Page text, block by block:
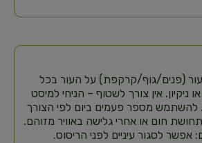
מהעור (פנים/גוף/קרקפת) על העור בכל
ניקיון. אין צורך לשטוף – הניחי למיסט
להשתמש מספר פעמים ביום לפי הצורך
חום או אחרי גלישה באוויר מזוהם.
אפשר לסגור עיניים לפני הריסוס.